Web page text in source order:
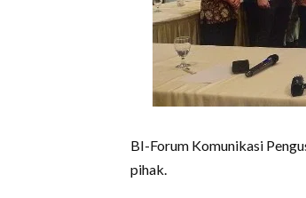
BI-Forum Komunikasi
pihak.